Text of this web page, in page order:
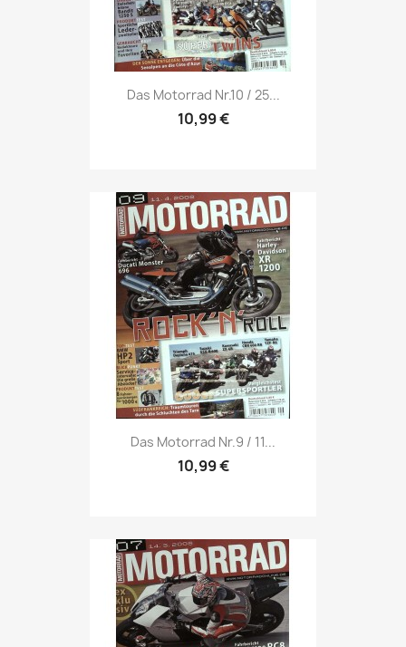
Vorschau
Das Motorrad Nr.10 / 25...
10,99 €
Vorschau
Das Motorrad Nr.9 / 11...
10,99 €